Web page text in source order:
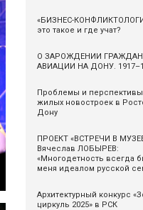
«БИЗНЕС-
это такое и где учат?
О ЗАРОЖДЕНИИ
АВИАЦИИ НА ДОНУ.
Проблемы и
жилых новостроек в
Дону
ПРОЕКТ «ВСТРЕЧИ В
Вячеслав ЛОБЫРЕВ:
«Многодетность всегда
меня идеалом русской
Архитектурный конкурс
циркуль 2025» в РСК